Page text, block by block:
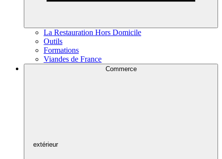
La Restauration Hors Domicile
Outils
Formations
Viandes de France
Commerce
extérieur